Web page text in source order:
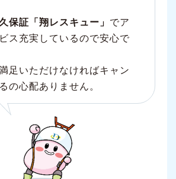
保証「翔レスキュー」 でア
ス充実しているので安心で
足いただけなければキャン
の心配ありません。